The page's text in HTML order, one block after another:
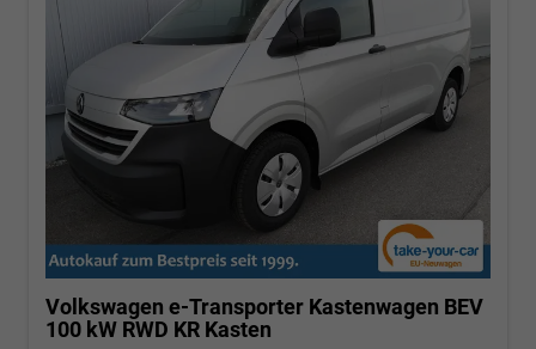
Volkswagen e-Transporter Kastenwagen BEV
100 kW RWD KR Kasten